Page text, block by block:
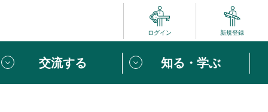
ログイン 新規登録
交流する 知る・学ぶ